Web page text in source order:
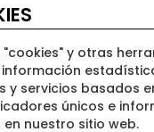
y otras
servicios basados
únicos e
nuestro sitio web.
PERREO REGGAETON
15AGO.2026
> Milwaukee